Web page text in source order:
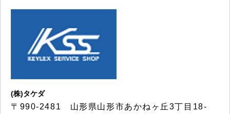
(株)タケダ
〒990-2481 山形県山形市あかねヶ丘3丁目18-